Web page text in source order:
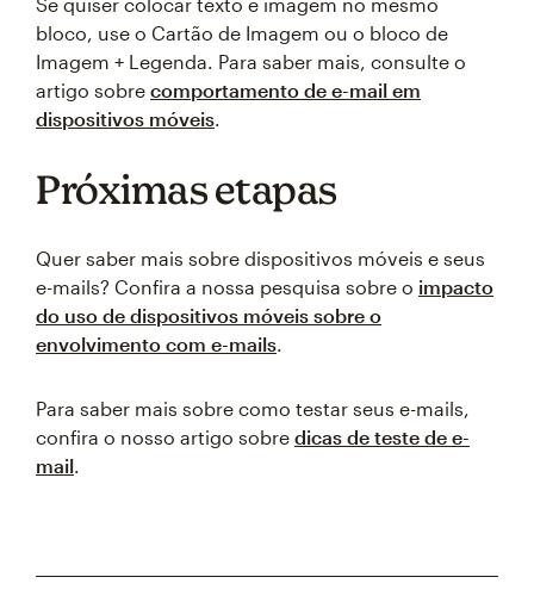
bloco, use o Cartão de Imagem ou o bloco de
Imagem + Legenda. Para saber mais, consulte o
artigo sobre comportamento de e-mail em
dispositivos móveis.
Próximas etapas
Quer saber mais sobre dispositivos móveis e seus
e-mails? Confira a nossa pesquisa sobre o impacto
do uso de dispositivos móveis sobre o
envolvimento com e-mails.
Para saber mais sobre como testar seus e-mails,
confira o nosso artigo sobre dicas de teste de e-
mail.